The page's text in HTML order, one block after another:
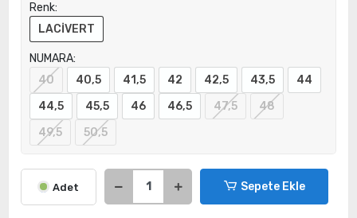
Renk:
LACİVERT
NUMARA:
40
40,5 41,5 42 42,5 43,5
44
44,5
45,5 46 46,5 47,5
48
49,5
50,5
Adet Sepete Ekle